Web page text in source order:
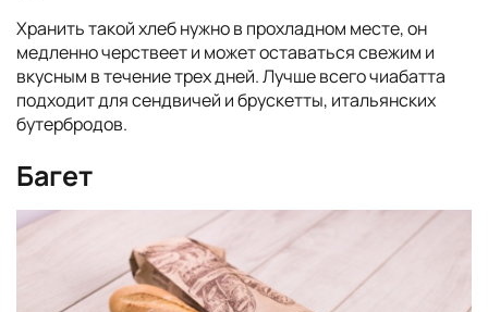
Хранить такой хлеб нужно в прохладном месте, он
медленно черствеет и может оставаться свежим и
вкусным в течение трех дней. Лучше всего чиабатта
подходит для сендвичей и брускетты, итальянских
бутербродов.
Багет